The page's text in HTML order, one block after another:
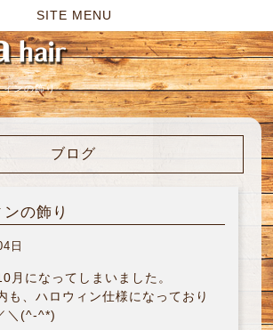
SITE MENU
ィンの飾り
ブログ
の飾り
日
月になってしまいました。
も、ハロウィン仕様になっており
＼(^-^*)